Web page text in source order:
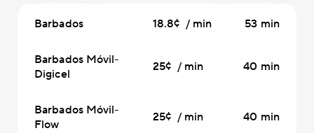
Barbados 18.8¢ / min 53 min
Barbados Móvil-
Digicel
25¢ / min 40 min
Barbados Móvil-
Flow
25¢ / min 40 min